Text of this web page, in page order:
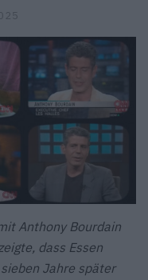
Anthony Bourdain
dass Essen
Jahre später